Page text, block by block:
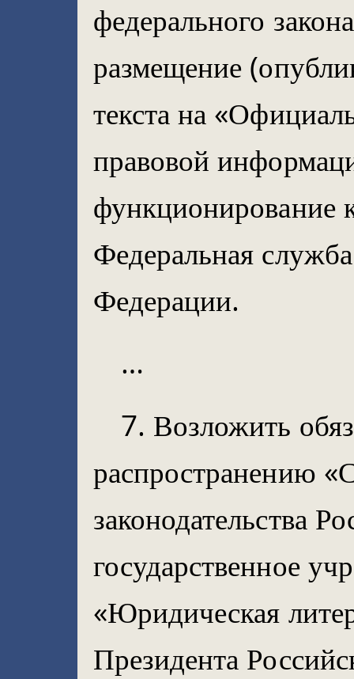
федерального
размещение
текста на
правовой
функционирование
Федеральная
Федерации.
…
7. Возложить
распространению
законодательства
государственное
«Юридическая
Президента